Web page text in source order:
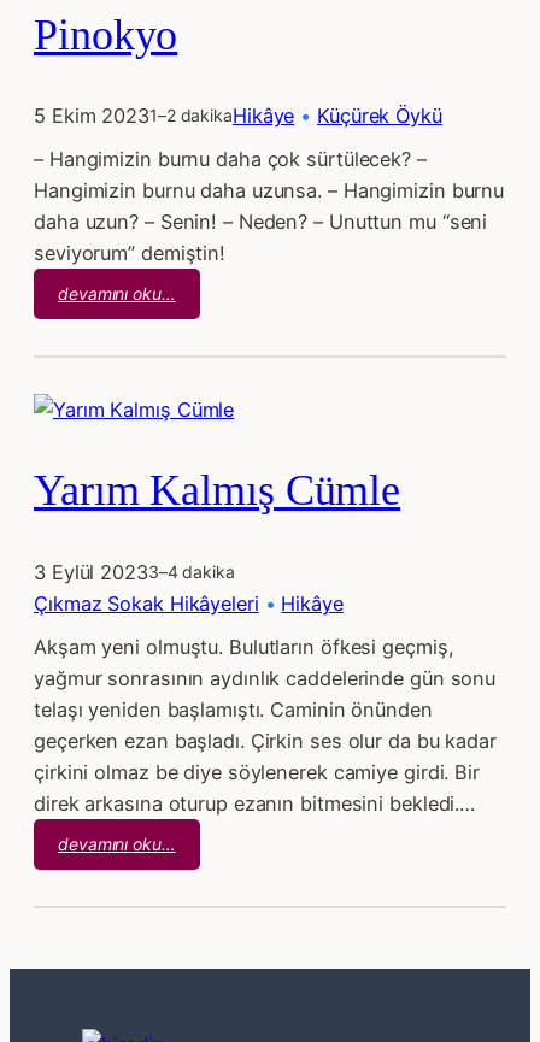
Pinokyo
5 Ekim 20231–2 dakikaHikâye • Küçürek Öykü
– Hangimizin burnu daha çok sürtülecek? –
Hangimizin burnu daha uzunsa. – Hangimizin burnu
daha uzun? – Senin! – Neden? – Unuttun mu “seni
seviyorum” demiştin!
devamını oku…
Pinokyo
Yarım Kalmış Cümle
3 Eylül 20233–4 dakika
Çıkmaz Sokak Hikâyeleri • Hikâye
Akşam yeni olmuştu. Bulutların öfkesi geçmiş,
yağmur sonrasının aydınlık caddelerinde gün sonu
telaşı yeniden başlamıştı. Caminin önünden
geçerken ezan başladı. Çirkin ses olur da bu kadar
çirkini olmaz be diye söylenerek camiye girdi. Bir
direk arkasına oturup ezanın bitmesini bekledi.…
devamını oku…
Yarım